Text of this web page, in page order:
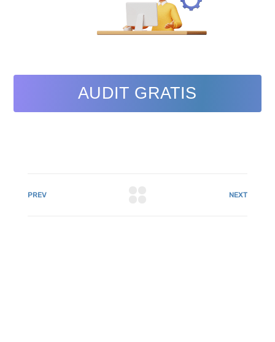
AUDIT GRATIS
PREV NEXT